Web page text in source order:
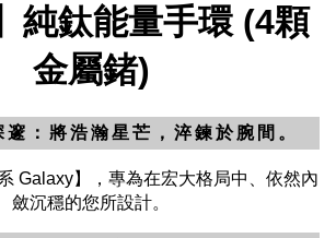
純鈦能量手環 (4顆
金屬鍺)
：將浩瀚星芒，淬鍊於腕間。
Galaxy】，專為在宏大格局中、依然內
斂沉穩的您所設計。